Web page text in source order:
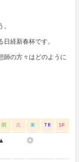
経新春杯です。
師の方々はどのように
閑 真 東 TR SP
◎